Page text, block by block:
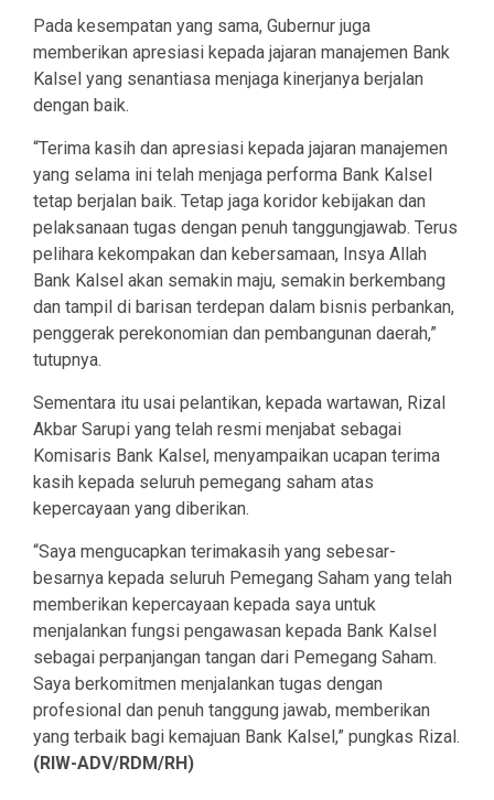
Pada kesempatan yang sama, Gubernur juga
memberikan apresiasi kepada jajaran manajemen Bank
Kalsel yang senantiasa menjaga kinerjanya berjalan
dengan baik.
“Terima kasih dan apresiasi kepada jajaran manajemen
yang selama ini telah menjaga performa Bank Kalsel
tetap berjalan baik. Tetap jaga koridor kebijakan dan
pelaksanaan tugas dengan penuh tanggungjawab. Terus
pelihara kekompakan dan kebersamaan, Insya Allah
Bank Kalsel akan semakin maju, semakin berkembang
dan tampil di barisan terdepan dalam bisnis perbankan,
penggerak perekonomian dan pembangunan daerah,”
tutupnya.
Sementara itu usai pelantikan, kepada wartawan, Rizal
Akbar Sarupi yang telah resmi menjabat sebagai
Komisaris Bank Kalsel, menyampaikan ucapan terima
kasih kepada seluruh pemegang saham atas
kepercayaan yang diberikan.
“Saya mengucapkan terimakasih yang sebesar-
besarnya kepada seluruh Pemegang Saham yang telah
memberikan kepercayaan kepada saya untuk
menjalankan fungsi pengawasan kepada Bank Kalsel
sebagai perpanjangan tangan dari Pemegang Saham.
Saya berkomitmen menjalankan tugas dengan
profesional dan penuh tanggung jawab, memberikan
yang terbaik bagi kemajuan Bank Kalsel,” pungkas Rizal.
(RIW-ADV/RDM/RH)